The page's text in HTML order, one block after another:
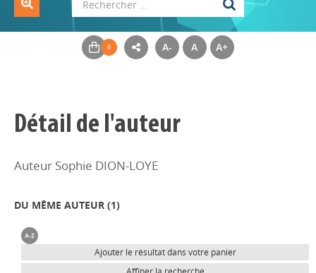
A- A A+
Détail de l'auteur
Auteur Sophie DION-LOYE
DU MÊME AUTEUR (1)
Ajouter le résultat dans votre panier